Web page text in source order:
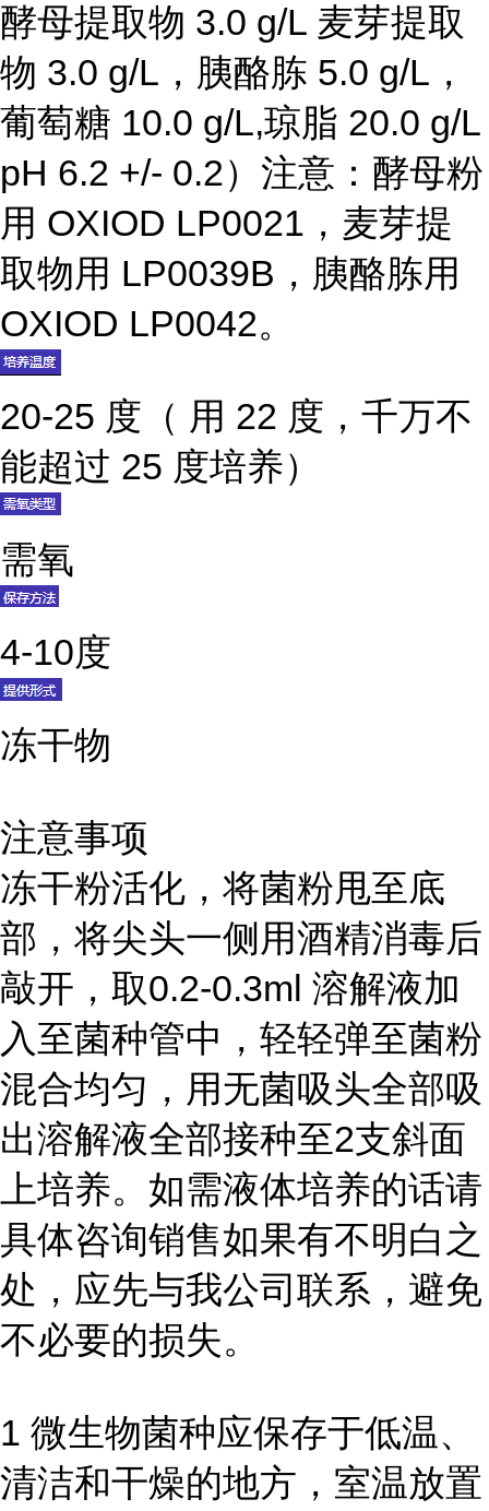
酵母提取物 3.0 g/L 麦芽提取
物 3.0 g/L，胰酪胨 5.0 g/L，
葡萄糖 10.0 g/L,琼脂 20.0 g/L
pH 6.2 +/- 0.2）注意：酵母粉
用 OXIOD LP0021，麦芽提
取物用 LP0039B，胰酪胨用
OXIOD LP0042。
20-25 度（ 用 22 度，千万不
能超过 25 度培养）
需氧
4-10度
冻干物
注意事项
冻干粉活化，将菌粉甩至底
部，将尖头一侧用酒精消毒后
敲开，取0.2-0.3ml 溶解液加
入至菌种管中，轻轻弹至菌粉
混合均匀，用无菌吸头全部吸
出溶解液全部接种至2支斜面
上培养。如需液体培养的话请
具体咨询销售如果有不明白之
处，应先与我公司联系，避免
不必要的损失。
1 微生物菌种应保存于低温、
清洁和干燥的地方，室温放置